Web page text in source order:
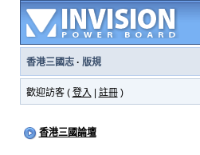
香港三國志· 版規
歡迎訪客 ( 登入 註冊)
香港三國論壇